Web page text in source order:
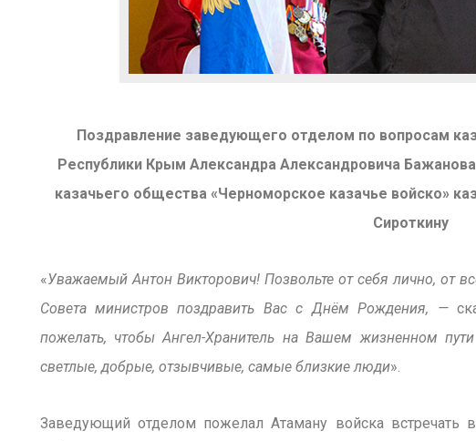
Поздравление заведующего отделом по вопросам
Республики Крым Александра Александровича
казачьего общества «Черноморское казачье войско»
Сироткину
«Уважаемый Антон Викторович! Позвольте от себя лично, от
Совета министров поздравить Вас с Днём Рождения, —
пожелать, чтобы Ангел-Хранитель на Вашем жизненном
светлые, добрые, отзывчивые, самые близкие люди».
Заведующий отделом пожелал Атаману войска встречать